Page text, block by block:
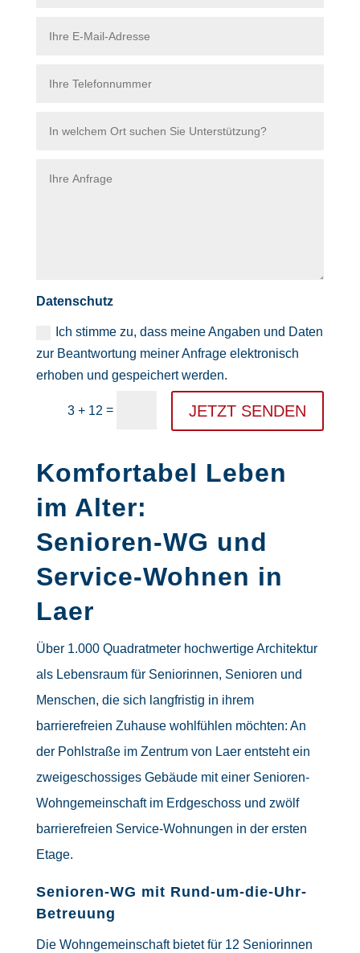
Datenschutz
Ich stimme zu, dass meine Angaben und Daten
zur Beantwortung meiner Anfrage elektronisch
erhoben und gespeichert werden.
3 + 12 = JETZT SENDEN
Komfortabel Leben
im Alter:
Senioren-WG und
Service-Wohnen in
Laer
Über 1.000 Quadratmeter hochwertige Architektur
als Lebensraum für Seniorinnen, Senioren und
Menschen, die sich langfristig in ihrem
barrierefreien Zuhause wohlfühlen möchten: An
der Pohlstraße im Zentrum von Laer entsteht ein
zweigeschossiges Gebäude mit einer Senioren-
Wohngemeinschaft im Erdgeschoss und zwölf
barrierefreien Service-Wohnungen in der ersten
Etage.
Senioren-WG mit Rund-um-die-Uhr-
Betreuung
Die Wohngemeinschaft bietet für 12 Seniorinnen